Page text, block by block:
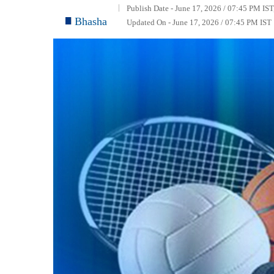
Bhasha
Publish Date - June 17, 2026 / 07:45 PM
Updated On - June 17, 2026 / 07:45 PM IST